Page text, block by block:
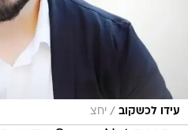
עידו לכשקוב / יחצ